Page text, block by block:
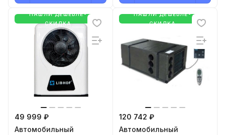
НАШЛИ ДЕШЕВЛЕ-
СКИДКА
49 999 ₽
Автомобильный
НАШЛИ ДЕШЕВЛЕ-
СКИДКА
120 742 ₽
Автомобильный